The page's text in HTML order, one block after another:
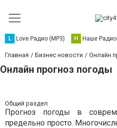
L Love Радио (MP3) Н Наше Радио
Главная Бизнес новости Онлайн
Онлайн прогноз погоды
Общий раздел
Прогноз погоды в
предельно просто.